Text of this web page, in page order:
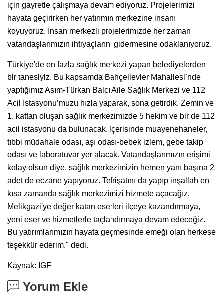
için gayretle çalışmaya devam ediyoruz. Projelerimizi
hayata geçirirken her yatırımın merkezine insanı
koyuyoruz. İnsan merkezli projelerimizde her zaman
vatandaşlarımızın ihtiyaçlarını gidermesine odaklanıyoruz.
Türkiye'de en fazla sağlık merkezi yapan belediyelerden
bir tanesiyiz. Bu kapsamda Bahçelievler Mahallesi’nde
yaptığımız Asım-Türkan Balcı Aile Sağlık Merkezi ve 112
Acil İstasyonu’muzu hızla yaparak, sona getirdik. Zemin ve
1. kattan oluşan sağlık merkezimizde 5 hekim ve bir de 112
acil istasyonu da bulunacak. İçerisinde muayenehaneler,
tıbbi müdahale odası, aşı odası-bebek izlem, gebe takip
odası ve laboratuvar yer alacak. Vatandaşlarımızın erişimi
kolay olsun diye, sağlık merkezimizin hemen yanı başına 2
adet de eczane yapıyoruz. Tefrişatını da yapıp inşallah en
kısa zamanda sağlık merkezimizi hizmete açacağız.
Melikgazi'ye değer katan eserleri ilçeye kazandırmaya,
yeni eser ve hizmetlerle taçlandırmaya devam edeceğiz.
Bu yatırımlarımızın hayata geçmesinde emeği olan herkese
teşekkür ederim." dedi.
Kaynak: IGF
Yorum Ekle